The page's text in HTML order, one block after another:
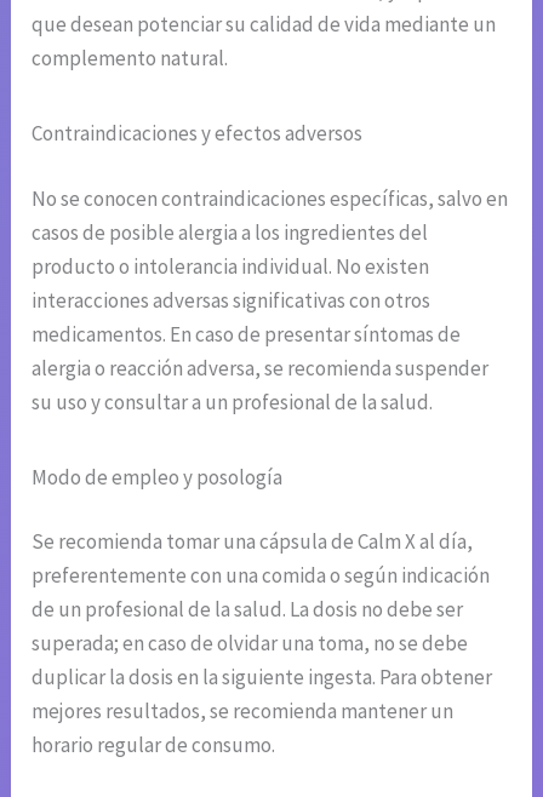
que desean potenciar su calidad de vida mediante un
complemento natural.
Contraindicaciones y efectos adversos
No se conocen contraindicaciones específicas, salvo en
casos de posible alergia a los ingredientes del
producto o intolerancia individual. No existen
interacciones adversas significativas con otros
medicamentos. En caso de presentar síntomas de
alergia o reacción adversa, se recomienda suspender
su uso y consultar a un profesional de la salud.
Modo de empleo y posología
Se recomienda tomar una cápsula de Calm X al día,
preferentemente con una comida o según indicación
de un profesional de la salud. La dosis no debe ser
superada; en caso de olvidar una toma, no se debe
duplicar la dosis en la siguiente ingesta. Para obtener
mejores resultados, se recomienda mantener un
horario regular de consumo.